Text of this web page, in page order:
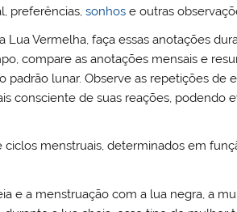
preferências,sonhos e outras
Lua Vermelha, faça essas anotações
compare as anotações mensais e
padrão lunar. Observe as repetições de
consciente de suas reações, podendo
menstruais, determinados em
e a menstruação com a lua negra, a